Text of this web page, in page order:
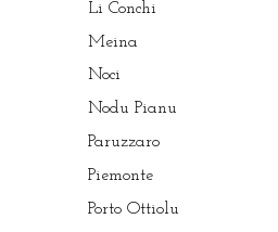
Li Conchi
Meina
Noci
Nodu Pianu
Paruzzaro
Piemonte
Porto Ottiolu